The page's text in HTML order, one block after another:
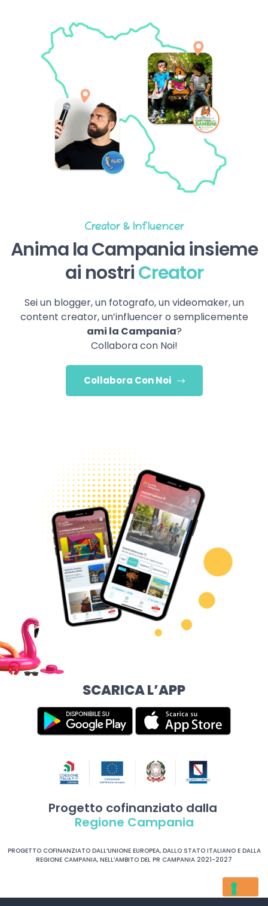
Creator & Influencer
Anima la Campania insieme
ai nostriCreator
Sei un blogger, un fotografo, un videomaker, un
content creator, un’influencer o semplicemente
ami la Campania?
Collabora con Noi!
Collabora Con Noi
SCARICA L’APP
Progetto cofinanziato dalla
Regione Campania
PROGETTO COFINANZIATO DALL’UNIONE EUROPEA, DALLO STATO ITALIANO E DALLA
REGIONE CAMPANIA, NELL’AMBITO DEL PR CAMPANIA 2021-2027